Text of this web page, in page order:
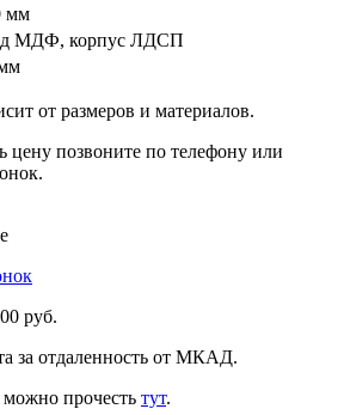
мм
МДФ, корпус ЛДСП
от размеров и материалов.
цену позвоните по телефону или
руб.
за отдаленность от МКАД.
можно прочеcть тут.